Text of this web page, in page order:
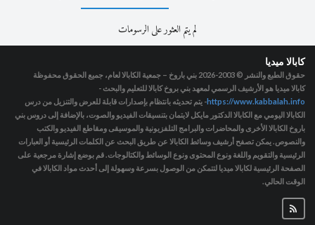
لم يتم العثور على الرسومات
كابالا ميديا
حقوق الطبع والنشر © 2003-2026
بني باروخ – جمعية الكابالا لعام، جميع الحقوق محفوظة
كابالا ميديا هو الأرشيف الرسمي لمعهد بني بروخ كابالا للتعليم والبحث -
https://www.kabbalah.info- يتم تحديثه بانتظام بإصدارات قابلة للعرض والتنزيل من درس
الكابالا اليومي مع الكابالا الدكتور مايكل لايتمان بتنسيقات الفيديو والصوت، بالإضافة إلى دروس بني
باروخ الكابالا الأخرى والمحاضرات والبرامج التلفزيونية والموسيقى ومقاطع الفيديو والكتب
والنصوص. يمكن تصفح أرشيف وسائط الكابالا عن طريق البحث عن الكلمات الرئيسية أو العبارات
الرئيسية والتقويم واللغة ونوع المحتوى ونوع الوسائط والكتالوجات. قم بوضع إشارة مرجعية على
الصفحة الرئيسية لكابالا ميديا لتتمكن من الوصول بسرعة وسهولة إلى أحدث مواد الكابالا في
الوقت الحالي.